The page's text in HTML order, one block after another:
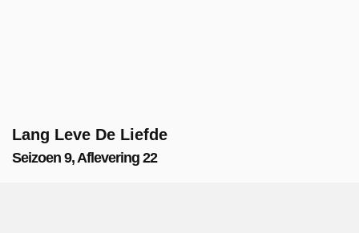
Lang Leve De Liefde
Seizoen 9, Aflevering 22